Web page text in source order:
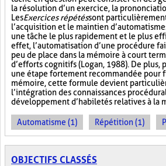
la résolution d’un exercice, la
LesExercices répétéssont
l’acquisition et le maintien
une tâche le plus rapidement et le plus
effet, l’automatisation d’une procédure
peu de place dans la mémoire à court
d’efforts cognitifs (Logan, 1988). De plus,
une étape fortement recommandée pour
mémoire, cette formule devient
l’intégration des connaissances
développement d’habiletés relatives à la
Automatisme (1) Répétition (1)
OBJECTIFS CLASSÉS